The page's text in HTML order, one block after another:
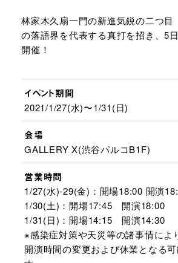
林家木久扇一門の新進気鋭の二つ目
の落語界を代表する真打を招き、5
開催！
イベント期間
2021/1/27(水)〜1/31(日)
会場
GALLERY X(渋谷パルコB1F)
営業時間
1/27(水)-29(金)：開場18:00 開演
1/30(土)：開場17:45 開演18:00
1/31(日)：開場14:15 開演14:30
※感染症対策や天災等の諸事情によ
開演時間の変更および休業となる